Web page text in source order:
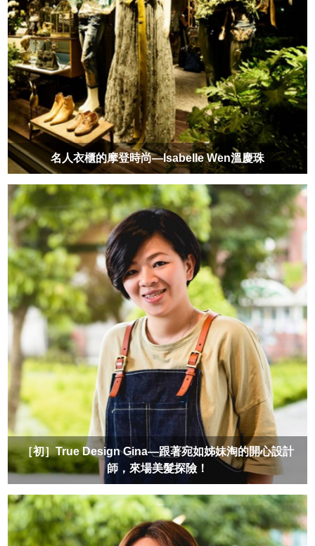
名人衣櫃的摩登時尚—Isabelle Wen溫慶珠
［初］True Design Gina—跟著宛如姊妹淘的開心設計
師，來場美髮探險！